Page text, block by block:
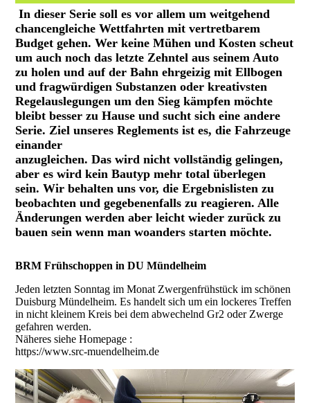
In dieser Serie soll es vor allem um weitgehend
chancengleiche Wettfahrten mit vertretbarem
Budget gehen. Wer keine Mühen und Kosten scheut
um auch noch das letzte Zehntel aus seinem Auto
zu holen und auf der Bahn ehrgeizig mit Ellbogen
und fragwürdigen Substanzen oder kreativsten
Regelauslegungen um den Sieg kämpfen möchte
bleibt besser zu Hause und sucht sich eine andere
Serie. Ziel unseres Reglements ist es, die Fahrzeuge
einander
anzugleichen. Das wird nicht vollständig gelingen,
aber es wird kein Bautyp mehr total überlegen
sein. Wir behalten uns vor, die Ergebnislisten zu
beobachten und gegebenenfalls zu reagieren. Alle
Änderungen werden aber leicht wieder zurück zu
bauen sein wenn man woanders starten möchte.
BRM Frühschoppen in DU Mündelheim
Jeden letzten Sonntag im Monat Zwergenfrühstück im schönen
Duisburg Mündelheim. Es handelt sich um ein lockeres Treffen
in nicht kleinem Kreis bei dem abwechelnd Gr2 oder Zwerge
gefahren werden.
Näheres siehe Homepage :
https://www.src-muendelheim.de